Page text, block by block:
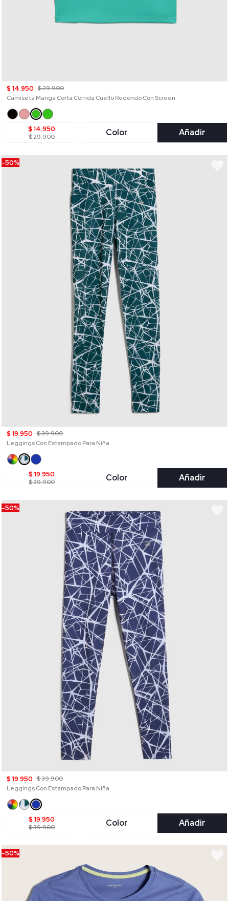
$ 14.950 $ 29.900
Camiseta Manga Corta Corrida Cuello Redondo Con Screen
$ 14.950
$ 29.900 Color Añadir
-50%
$ 19.950 $ 39.900
Leggings Con Estampado Para Niña
$ 19.950
$ 39.900 Color Añadir
-50%
$ 19.950 $ 39.900
Leggings Con Estampado Para Niña
$ 19.950
$ 39.900 Color Añadir
-50%